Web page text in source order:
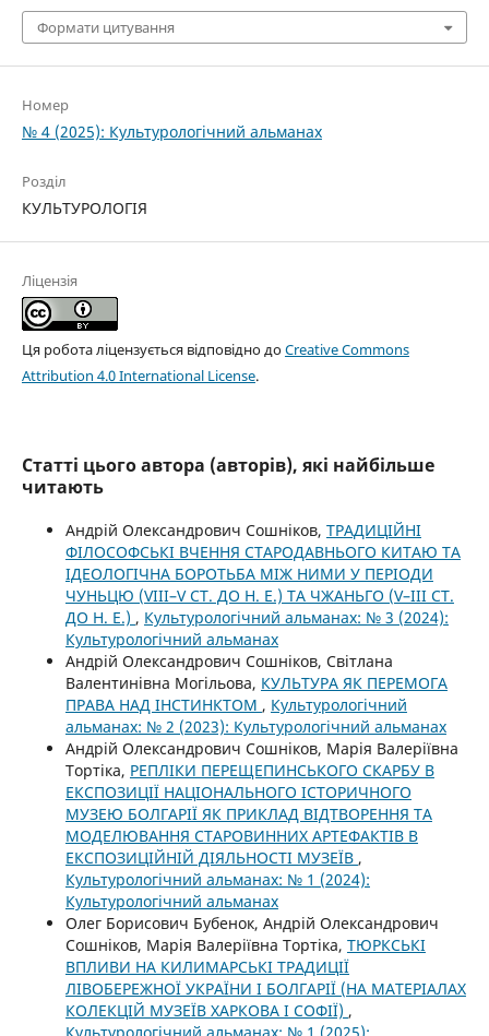
Формати цитування
Номер
№ 4 (2025): Культурологічний альманах
Розділ
КУЛЬТУРОЛОГІЯ
Ліцензія
Ця робота ліцензується відповідно доCreative Commons
Attribution 4.0 International License.
Статті цього автора (авторів), які найбільше
читають
Андрій Олександрович Сошніков, ТРАДИЦІЙНІ
ФІЛОСОФСЬКІ ВЧЕННЯ СТАРОДАВНЬОГО КИТАЮ ТА
ІДЕОЛОГІЧНА БОРОТЬБА МІЖ НИМИ У ПЕРІОДИ
ЧУНЬЦЮ (VIII–V СТ. ДО Н. Е.) ТА ЧЖАНЬГО (V–III СТ.
ДО Н. Е.) , Культурологічний альманах: № 3 (2024):
Культурологічний альманах
Андрій Олександрович Сошніков, Світлана
Валентинівна Могільова, КУЛЬТУРА ЯК ПЕРЕМОГА
ПРАВА НАД ІНСТИНКТОМ , Культурологічний
альманах: № 2 (2023): Культурологічний альманах
Андрій Олександрович Сошніков, Марія Валеріївна
Тортіка, РЕПЛІКИ ПЕРЕЩЕПИНСЬКОГО СКАРБУ В
ЕКСПОЗИЦІЇ НАЦІОНАЛЬНОГО ІСТОРИЧНОГО
МУЗЕЮ БОЛГАРІЇ ЯК ПРИКЛАД ВІДТВОРЕННЯ ТА
МОДЕЛЮВАННЯ СТАРОВИННИХ АРТЕФАКТІВ В
ЕКСПОЗИЦІЙНІЙ ДІЯЛЬНОСТІ МУЗЕЇВ ,
Культурологічний альманах: № 1 (2024):
Культурологічний альманах
Олег Борисович Бубенок, Андрій Олександрович
Сошніков, Марія Валеріївна Тортіка, ТЮРКСЬКІ
ВПЛИВИ НА КИЛИМАРСЬКІ ТРАДИЦІЇ
ЛІВОБЕРЕЖНОЇ УКРАЇНИ І БОЛГАРІЇ (НА МАТЕРІАЛАХ
КОЛЕКЦІЙ МУЗЕЇВ ХАРКОВА І СОФІЇ) ,